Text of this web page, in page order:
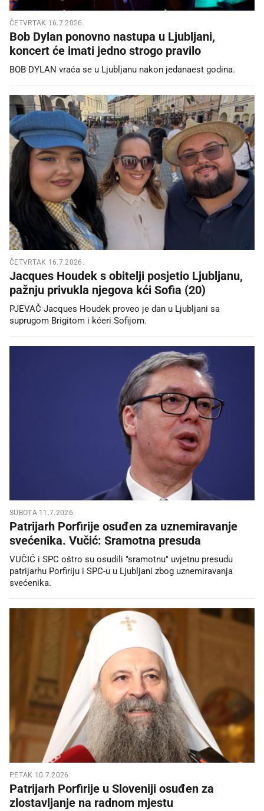
ČETVRTAK 16.7.2026.
Bob Dylan ponovno nastupa u Ljubljani,
koncert će imati jedno strogo pravilo
BOB DYLAN vraća se u Ljubljanu nakon jedanaest godina.
ČETVRTAK 16.7.2026.
Jacques Houdek s obitelji posjetio Ljubljanu,
pažnju privukla njegova kći Sofia (20)
PJEVAČ Jacques Houdek proveo je dan u Ljubljani sa
suprugom Brigitom i kćeri Sofijom.
SUBOTA 11.7.2026.
Patrijarh Porfirije osuđen za uznemiravanje
svećenika. Vučić: Sramotna presuda
VUČIĆ i SPC oštro su osudili "sramotnu" uvjetnu presudu
patrijarhu Porfiriju i SPC-u u Ljubljani zbog uznemiravanja
svećenika.
PETAK 10.7.2026.
Patrijarh Porfirije u Sloveniji osuđen za
zlostavljanje na radnom mjestu